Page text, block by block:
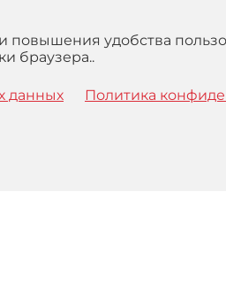
удобства
браузера..
данных Политика